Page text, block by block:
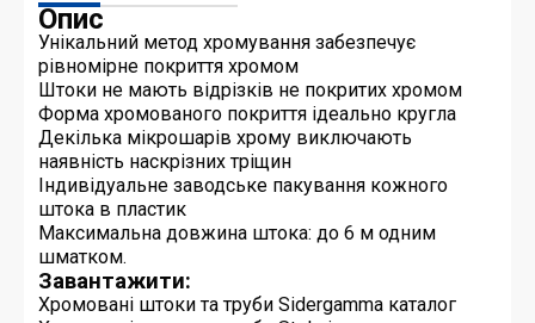
Опис
Унікальний метод хромування забезпечує
рівномірне покриття хромом
Штоки не мають відрізків не покритих хромом
Форма хромованого покриття ідеально кругла
Декілька мікрошарів хрому виключають
наявність наскрізних тріщин
Індивідуальне заводське пакування кожного
штока в пластик
Максимальна довжина штока: до 6 м одним
шматком.
Завантажити:
Хромовані штоки та труби Sidergamma каталог